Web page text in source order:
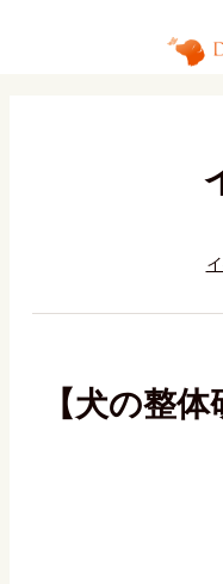
【犬の整